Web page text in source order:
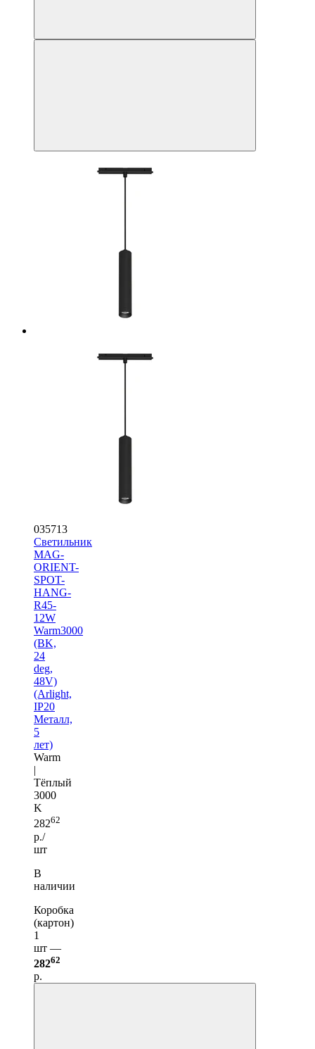
035713
Светильник
MAG-
ORIENT-
SPOT-
HANG-
R45-
12W
Warm3000
(BK,
24
deg,
48V)
(Arlight,
IP20
Металл,
5
лет)
Warm
|
Тёплый
3000
K
28262
р./
шт
В
наличии
Коробка
(картон)
1
шт —
28262
р.